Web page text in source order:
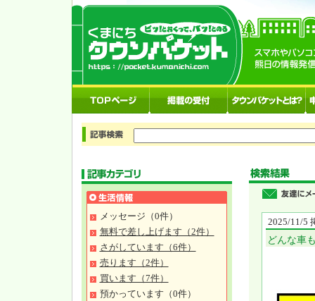
メッセージ（0件）
無料で差し上げます（2件）
さがしています（6件）
売ります（2件）
買います（7件）
預かっています（0件）
2025/11/5
どんな車